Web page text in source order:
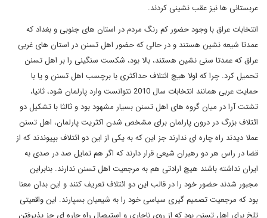
عربستانی ها نیز عقب نشینی کردند.
انتخابات عراق با وجود حضور کم رنگ مردم در استان های جنوبی و بغداد که
عمدتا شیعه نشین هستند و در حالی که حضور اهل تسنن در استان های غربی
عراق که عمدتا سنی نشین هستند، بالا بود، شکست سنگینی را بر اهل تسنن
تحمیل کرد. چرا که اولا هیچ ائتلاف حداکثری با برچسب اهل تسنن و یا با
حمایت عربی همانند انتخابات سال 2010 نتوانست وارد پارلمان شود، ثانیا،
تشتت آرا در میان گروه های اهل تسنن بسیار مشهود بود و ثالثا با تشکیل دو
ائتلاف بزرگ در درون پارلمان برای مشخص شدن اکثریت پارلمان، اهل تسنن
عملا دیدند راه چاره ای ندارند جز این که به یکی از این دو ائتلاف بپیوندند که از
قضا در راس هر دو رهبران شیعی قرار دارند که اگر هم تمایل صد در صدی به
ایران نداشته باشند هیچ ارادتی هم به مرجعیت اهل تسنن ندارند. بنابراین
مجبور شدند حضور خود را در قالب این دو ائتلاف تعریف کنند و این بدان معنا
بود که مرجعیت تصمیم گیری سیاسی خود را به شیعیان بسپارند. این واقعیتی